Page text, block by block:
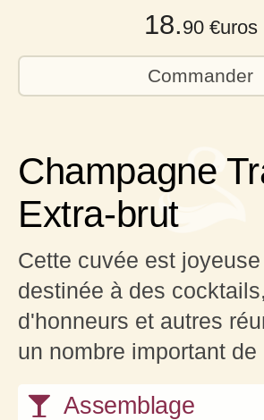
18.90 €uros
Commander
Champagne
Extra-brut
Cette cuvée est
destinée à des
d'honneurs et autres
un nombre important de
Assemblage